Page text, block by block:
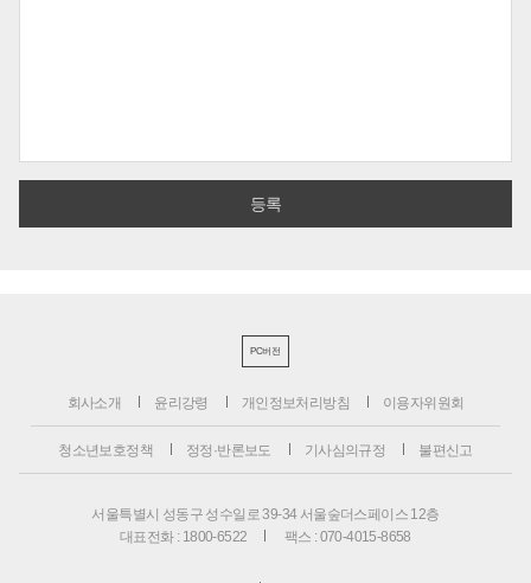
PC버전
회사소개 윤리강령 개인정보처리방침 이용자위원회
청소년보호정책 정정·반론보도 기사심의규정 불편신고
서울특별시 성동구 성수일로 39-34 서울숲더스페이스 12층
대표전화 : 1800-6522
팩스 : 070-4015-8658